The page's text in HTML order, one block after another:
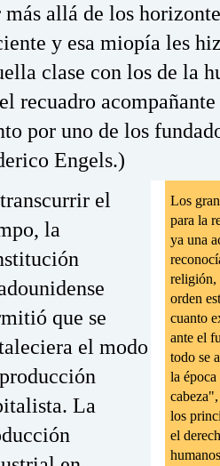
más allá de los
y esa miopía les
clase con los de la
recuadro
por uno de los
Engels.)
Los
para la
ya una
religión,
orden
cuanto
ante el
todo se
la
los
el
el
la
que se
el modo
La